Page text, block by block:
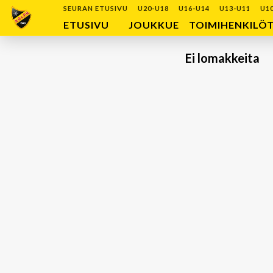
SEURAN ETUSIVU U20-U18 U16-U14 U13-U11
ETUSIVU JOUKKUE TOIMIHENKILÖT
Ei lomakkeita